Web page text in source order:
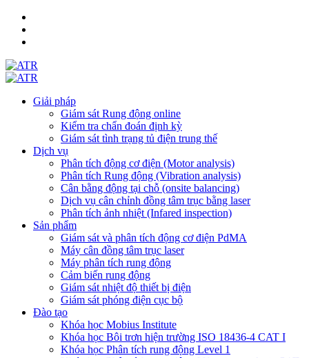
Giải pháp
Giám sát Rung động online
Kiểm tra chẩn đoán định kỳ
Giám sát tình trạng tủ điện trung thế
Dịch vụ
Phân tích động cơ điện (Motor analysis)
Phân tích Rung động (Vibration analysis)
Cân bằng động tại chỗ (onsite balancing)
Dịch vụ cân chỉnh đồng tâm trục bằng laser
Phân tích ảnh nhiệt (Infared inspection)
Sản phẩm
Giám sát và phân tích động cơ điện PdMA
Máy cân đồng tâm trục laser
Máy phân tích rung động
Cảm biến rung động
Giám sát nhiệt độ thiết bị điện
Giám sát phóng điện cục bộ
Đào tạo
Khóa học Mobius Institute
Khóa học Bôi trơn hiện trường ISO 18436-4 CAT I
Khóa học Phân tích rung động Level 1